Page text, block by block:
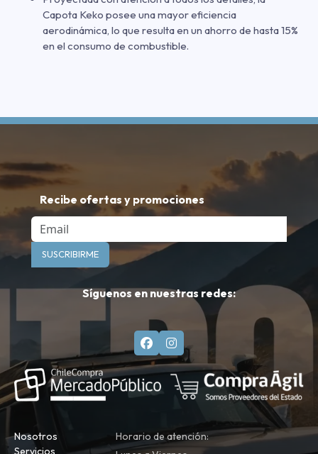
Capota Keko posee una mayor eficiencia
aerodinámica, lo que resulta en un ahorro de hasta 15%
en el consumo de combustible.
Recibe ofertas y promociones
Email
SUSCRIBIRME
Síguenos en nuestras redes:
Nosotros
Servicios
Horario de atención: